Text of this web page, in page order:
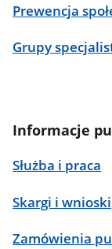
Prewencja
Grupy
Informacje
Służba i praca
Skargi i wnioski
Zamówienia